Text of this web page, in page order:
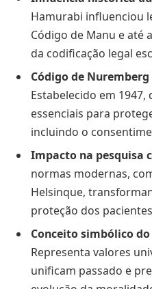
Hamurabi influenciou
Código de Manu e até
da codificação legal
Código de
Estabelecido em
essenciais para
incluindo o
Impacto na pesquisa
normas modernas,
Helsinque,
proteção dos
Conceito simbólico
Representa valores
unificam passado e